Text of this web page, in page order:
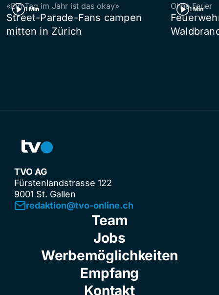
1 Min
«Ein Tag im Jahr ist das okay»
Street-Parade-Fans campen
mitten in Zürich
1 Min
Ohne Feuer
TVO AG
Fürstenlandstrasse 122
9001 St. Gallen
redaktion@tvo-online.ch
Team
Jobs
Werbemöglichkeiten
Empfang
Kontakt